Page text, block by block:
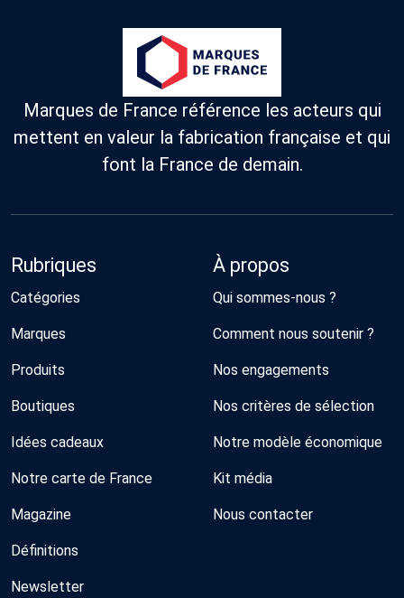
Marques de France référence les acteurs qui
mettent en valeur la fabrication française et qui
font la France de demain.
Rubriques
Catégories
Marques
Produits
Boutiques
Idées cadeaux
Notre carte de France
Magazine
Définitions
Newsletter
À propos
Qui sommes-nous ?
Comment nous soutenir ?
Nos engagements
Nos critères de sélection
Notre modèle économique
Kit média
Nous contacter